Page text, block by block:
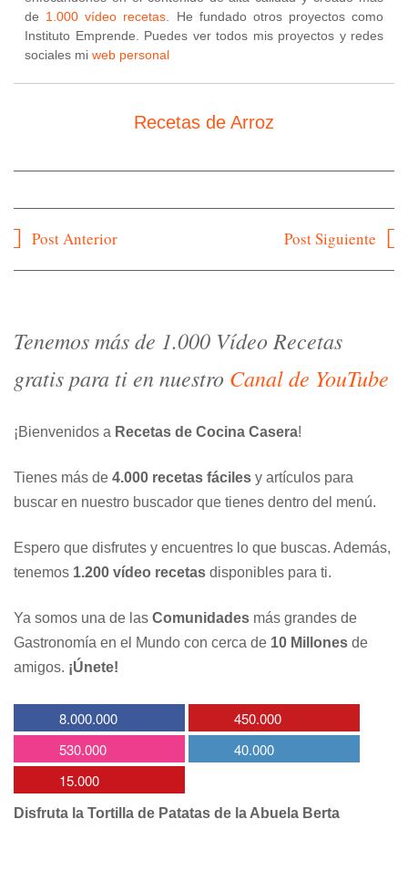
de 1.000 vídeo recetas . He fundado otros proyectos como
Instituto Emprende. Puedes ver todos mis proyectos y redes
sociales mi web personal
Recetas de Arroz
Navegación
Post Anterior Post Siguiente
Tenemos más de 1.000 Vídeo Recetas
gratis para ti en nuestro Canal de YouTube
¡Bienvenidos a Recetas de Cocina Casera!
Tienes más de 4.000 recetas fáciles y artículos para
buscar en nuestro buscador que tienes dentro del menú.
Espero que disfrutes y encuentres lo que buscas. Además,
tenemos 1.200 vídeo recetas disponibles para ti.
Ya somos una de las Comunidades más grandes de
Gastronomía en el Mundo con cerca de 10 Millones de
amigos. ¡Únete!
8.000.000
450.000
530.000
40.000
15.000
Disfruta la Tortilla de Patatas de la Abuela Berta